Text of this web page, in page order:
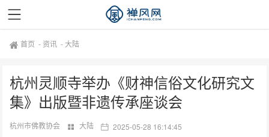
首页 - 资讯 -大陆
杭州灵顺寺举办《财神信俗文化研究文
集》出版暨非遗传承座谈会
杭州市佛教协会 大陆 2025-05-28 16:14:45